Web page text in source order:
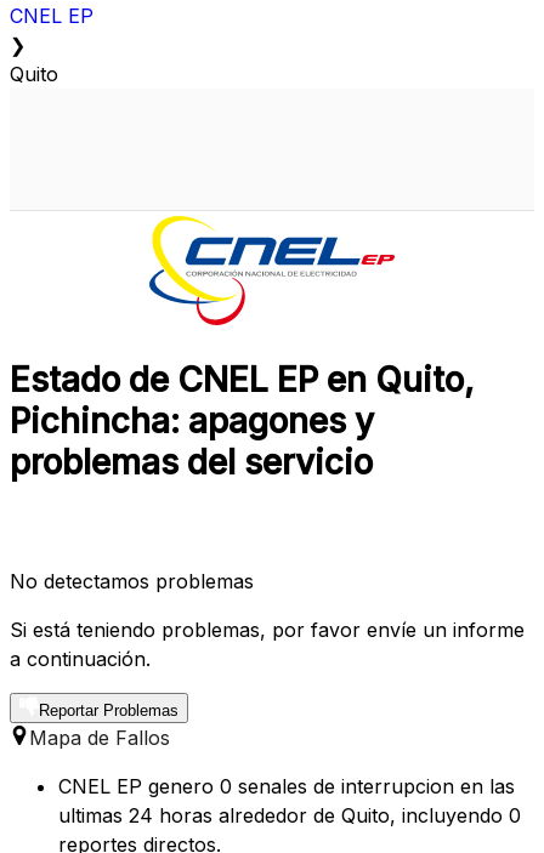
CNEL EP
❯
Quito
Estado de CNEL EP en Quito,
Pichincha: apagones y
problemas del servicio
No detectamos problemas
Si está teniendo problemas, por favor envíe un informe
a continuación.
Reportar Problemas
Mapa de Fallos
CNEL EP genero 0 senales de interrupcion en las
ultimas 24 horas alrededor de Quito, incluyendo 0
reportes directos.